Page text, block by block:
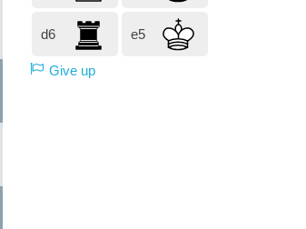
d6 e5
Give up